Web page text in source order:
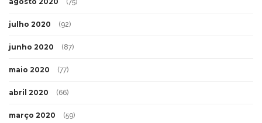
(75)
julho 2020 (92)
junho 2020 (87)
maio 2020 (77)
abril 2020 (66)
março 2020 (59)